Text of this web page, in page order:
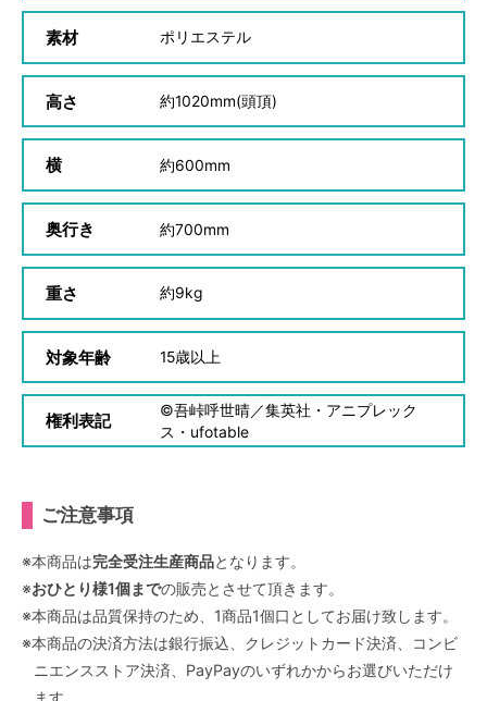
素材 ポリエステル
高さ 約1020mm(頭頂)
横 約600mm
奥行き 約700mm
重さ 約9kg
対象年齢 15歳以上
権利表記
©吾峠呼世晴／集英社・アニプレック
ス・ufotable
ご注意事項
※本商品は完全受注生産商品となります。
※おひとり様1個までの販売とさせて頂きます。
※本商品は品質保持のため、1商品1個口としてお届け致します。
※本商品の決済方法は銀行振込、クレジットカード決済、コンビ
ニエンスストア決済、PayPayのいずれかからお選びいただけ